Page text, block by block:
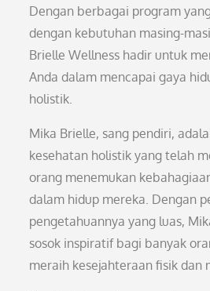
Dengan berbagai program
dengan kebutuhan masing-
Brielle Wellness hadir untuk
Anda dalam mencapai gaya
holistik.
Mika Brielle, sang pendiri,
kesehatan holistik yang telah
orang menemukan
dalam hidup mereka. Dengan
pengetahuannya yang luas,
sosok inspiratif bagi banyak
meraih kesejahteraan fisik dan